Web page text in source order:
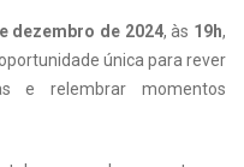
dezembro de 2024, às 19h,
oportunidade única para rever
e relembrar momentos